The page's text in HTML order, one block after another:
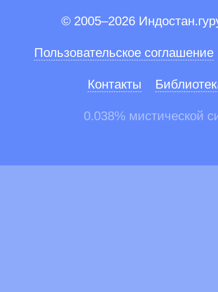
© 2005–2026
Пользовательское соглашение
Контакты
0.038% мистической